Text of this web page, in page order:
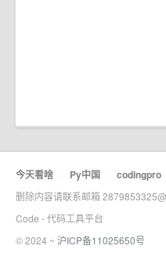
今天看啥 · Py中国 · codingpro
删除内容请联系邮箱
Code - 代码工具平台
© 2024 ~ 沪ICP备11025650号